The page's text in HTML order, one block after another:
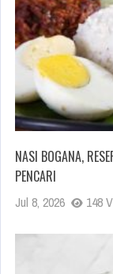
NASI BOGANA,
PENCARI
Jul 8, 2026 148